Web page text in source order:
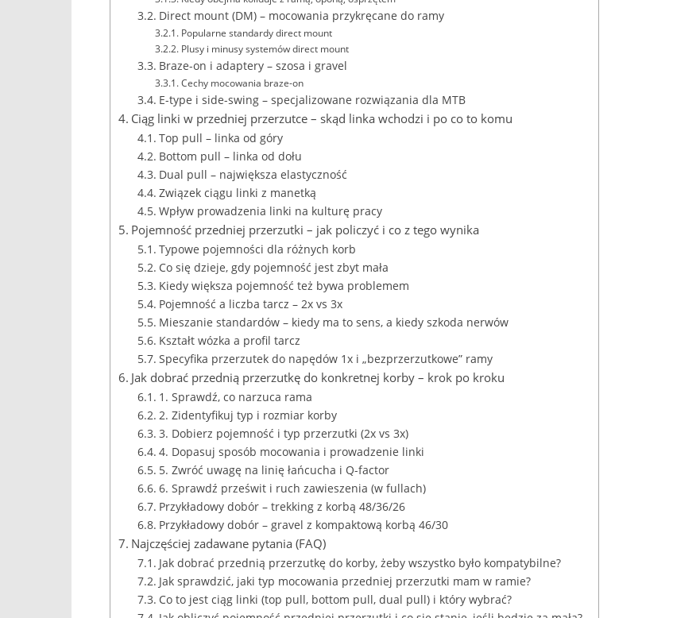
Direct mount (DM) – mocowania przykręcane do ramy
Popularne standardy direct mount
Plusy i minusy systemów direct mount
Braze-on i adaptery – szosa i gravel
Cechy mocowania braze-on
E-type i side-swing – specjalizowane rozwiązania dla MTB
Ciąg linki w przedniej przerzutce – skąd linka wchodzi i po co to komu
Top pull – linka od góry
Bottom pull – linka od dołu
Dual pull – największa elastyczność
Związek ciągu linki z manetką
Wpływ prowadzenia linki na kulturę pracy
Pojemność przedniej przerzutki – jak policzyć i co z tego wynika
Typowe pojemności dla różnych korb
Co się dzieje, gdy pojemność jest zbyt mała
Kiedy większa pojemność też bywa problemem
Pojemność a liczba tarcz – 2x vs 3x
Mieszanie standardów – kiedy ma to sens, a kiedy szkoda nerwów
Kształt wózka a profil tarcz
Specyfika przerzutek do napędów 1x i „bezprzerzutkowe” ramy
Jak dobrać przednią przerzutkę do konkretnej korby – krok po kroku
1. Sprawdź, co narzuca rama
2. Zidentyfikuj typ i rozmiar korby
3. Dobierz pojemność i typ przerzutki (2x vs 3x)
4. Dopasuj sposób mocowania i prowadzenie linki
5. Zwróć uwagę na linię łańcucha i Q-factor
6. Sprawdź prześwit i ruch zawieszenia (w fullach)
Przykładowy dobór – trekking z korbą 48/36/26
Przykładowy dobór – gravel z kompaktową korbą 46/30
Najczęściej zadawane pytania (FAQ)
Jak dobrać przednią przerzutkę do korby, żeby wszystko było kompatybilne?
Jak sprawdzić, jaki typ mocowania przedniej przerzutki mam w ramie?
Co to jest ciąg linki (top pull, bottom pull, dual pull) i który wybrać?